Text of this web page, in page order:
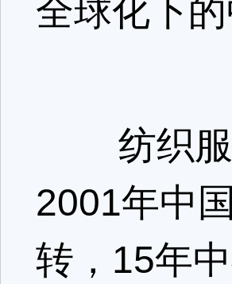
全球化下
纺织服
2001年中
转，15年